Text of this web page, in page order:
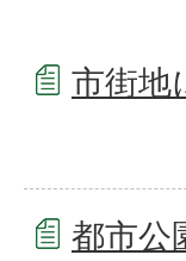
市街地
都市公